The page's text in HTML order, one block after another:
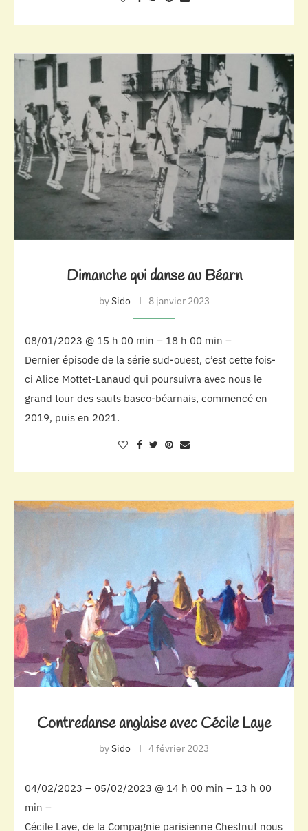
Dimanche qui danse au Béarn
bySido 8 janvier 2023
08/01/2023 @ 15 h 00 min – 18 h 00 min –
Dernier épisode de la série sud-ouest, c’est cette fois-
ci Alice Mottet-Lanaud qui poursuivra avec nous le
grand tour des sauts basco-béarnais, commencé en
2019, puis en 2021.
Contredanse anglaise avec Cécile Laye
bySido 4 février 2023
04/02/2023 – 05/02/2023 @ 14 h 00 min – 13 h 00
min –
Cécile Laye, de la Compagnie parisienne Chestnut nous